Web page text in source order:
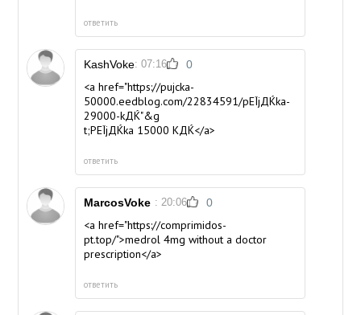
ответить
KashVoke: 07:16 0
<a href="https://pujcka-
50000.eedblog.com/22834591/pЕЇjДЌka-
29000-kДЌ"&g
t;PЕЇjДЌka 15000 KДЌ</a>
ответить
MarcosVoke : 20:06 0
<a href="https://comprimidos-
pt.top/">medrol 4mg without a doctor
prescription</a>
ответить